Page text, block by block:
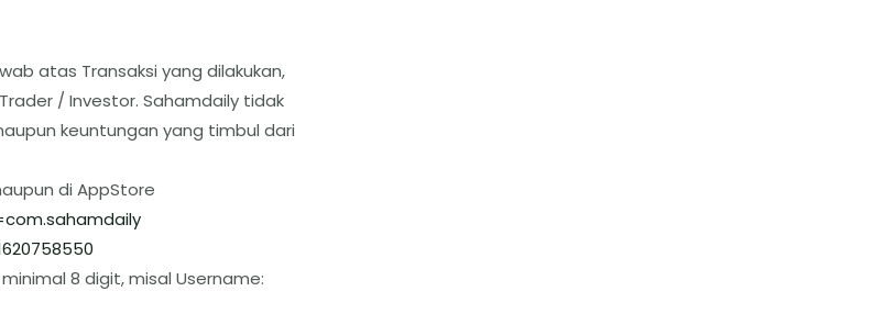
atas Transaksi yang dilakukan,
/ Investor. Sahamdaily tidak
keuntungan yang timbul dari
di AppStore
8 digit, misal Username: